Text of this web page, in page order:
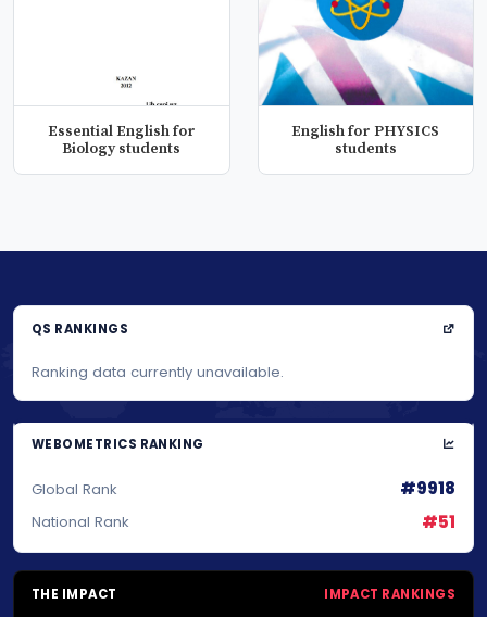
Essential English for
Biology students
English for PHYSICS
students
QS RANKINGS
Ranking data currently unavailable.
WEBOMETRICS RANKING
Global Rank #9918
National Rank #51
THE IMPACT IMPACT RANKINGS